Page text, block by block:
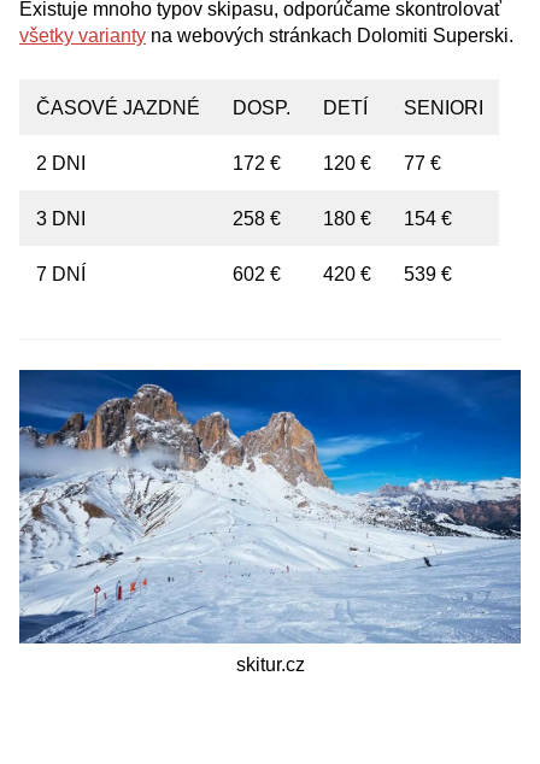
Existuje mnoho typov skipasu, odporúčame skontrolovať
všetky varianty na webových stránkach Dolomiti Superski.
ČASOVÉ JAZDNÉ DOSP. DETÍ SENIORI
2 DNI 172 € 120 € 77 €
3 DNI 258 € 180 € 154 €
7 DNÍ 602 € 420 € 539 €
skitur.cz